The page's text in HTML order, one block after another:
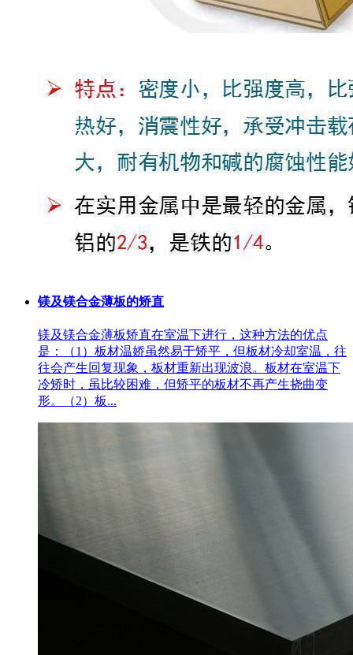
镁及镁合金薄板的矫直
镁及镁合金薄板矫直在室温下进行，这种方法的优点
是：（1）板材温娇虽然易于矫平，但板材冷却室温，往
往会产生回复现象，板材重新出现波浪。板材在室温下
冷矫时，虽比较困难，但矫平的板材不再产生挠曲变
形。（2）板...